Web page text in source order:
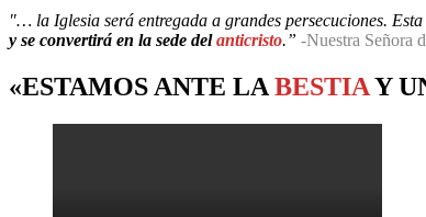
"… la Iglesia será entregada a grandes persecuciones.
y se convertirá en la sede delanticristo.” -Nuestra Señora
«ESTAMOS ANTE LA BESTIAY